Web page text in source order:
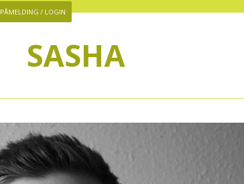
PÅMELDING / LOGIN
SASHA